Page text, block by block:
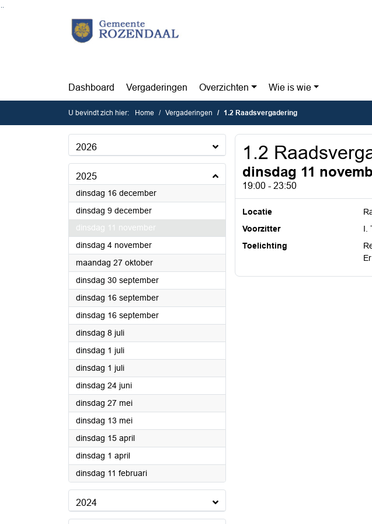
Dashboard Vergaderingen Overzichten Wie is wie
U bevindt zich hier: Home Vergaderingen 1.2 Raadsvergadering
2026
2025
dinsdag 16 december2025
dinsdag 9 december2025
dinsdag 11 november
dinsdag 4 november2025
maandag 27 oktober2025
dinsdag 30 september2025
dinsdag 16 september2025
dinsdag 16 september2025
dinsdag 8 juli2025
dinsdag 1 juli2025
dinsdag 1 juli2025
dinsdag 24 juni2025
dinsdag 27 mei2025
dinsdag 13 mei2025
dinsdag 15 april2025
dinsdag 1 april2025
dinsdag 11 februari2025
2024
1.2
dinsdag 11
19:00 - 23:50
Locatie
Voorzitter
I.
Toelichting